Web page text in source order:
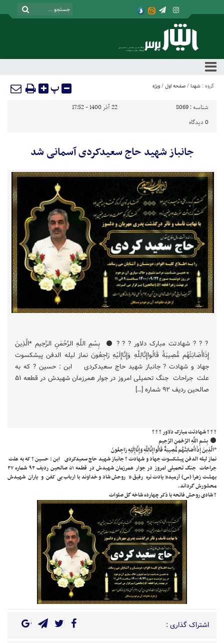
گروه : شهدا / صفحه اول / ویژه پ
شناسه : 8069
22 آذر 1400 - 17:52
0 دیدگاه
جانباز شهید حاج سعیدکردی آسمانی شد
? ? ? شهادتت مبارک دلاور ? ? ? ⚫️ بِسْمِ اللَّهِ الرَّحْمَنِ الرَّحِيم *الَّذِينَ
إِذَاأَصَابَتْهُم مُّصِيبَةٌ قَالُواإِنَّالِلَّهِ وَإِنَّاإِلَيْهِ رَاجِعُونَ نماز لیله الدفن پیشکسوت
جهاد و شهادت ? جانباز شهید حاج سعیدکردی ابن : حسین ? که به
علت جراحات جنگ تحمیلی امروز در جوار همرزمان شهیدش در قطعه ۵۱
صالحین ردیف ۹۲ شماره […]
? ? ? شهادتت مبارک دلاور ? ? ?
⚫️ بِسْمِ اللَّهِ الرَّحْمَنِ الرَّحِيم
*الَّذِينَ إِذَاأَصَابَتْهُم مُّصِيبَةٌ قَالُواإِنَّالِلَّهِ وَإِنَّاإِلَيْهِ رَاجِعُونَ
نماز لیله الدفن پیشکسوت جهاد و شهادت ? جانباز شهید حاج سعیدکردی ابن : حسین ? که به علت
جراحات جنگ تحمیلی امروز در جوار همرزمان شهیدش در قطعه ۵۱ صالحین ردیف ۹۲ شماره ۲۷
بهشت زهرا (س) آرمید” یادت نره رفیق ” روحش شاد و خداوند با ارباب بی کفن و یاران شهیدش
محشورش گرداند.
? شادی روحش فاتحه با ذکر چهارده شاخه گل صلوات
اشتراک گذاری :